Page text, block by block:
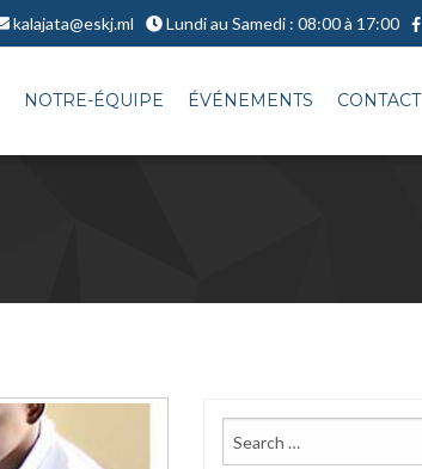
kalajata@eskj.ml Lundi au Samedi : 08:00 à 17:00
NOTRE-ÉQUIPE ÉVÉNEMENTS CONTACT